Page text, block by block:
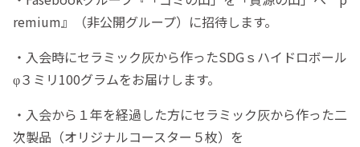
remium』（非公開グループ）に招待します。
・入会時にセラミック灰から作ったSDGｓハイドロボール
φ３ミリ100グラムをお届けします。
・入会から１年を経過した方にセラミック灰から作った二
次製品（オリジナルコースター５枚）を